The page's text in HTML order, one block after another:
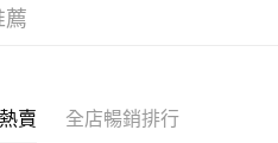
薦
賣 全店暢銷排行